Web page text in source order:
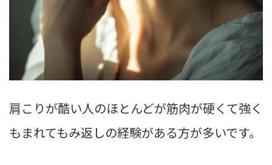
肩こりが酷い人のほとんどが筋肉が硬くて強く
もまれてもみ返しの経験がある方が多いです。